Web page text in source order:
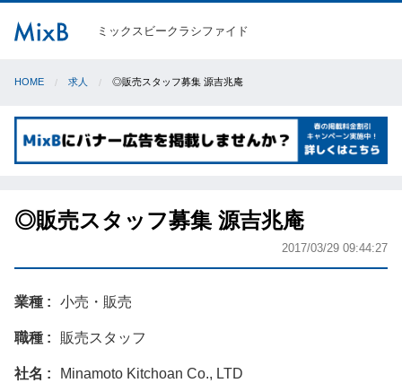
ミックスビークラシファイド
HOME 求人 ◎販売スタッフ募集 源吉兆庵
◎販売スタッフ募集 源吉兆庵
2017/03/29 09:44:27
業種 小売・販売
職種 販売スタッフ
社名 Minamoto Kitchoan Co., LTD